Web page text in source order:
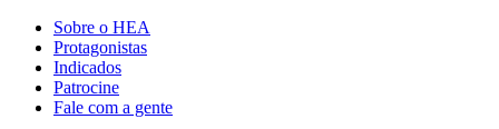
Sobre o HEA
Protagonistas
Indicados
Patrocine
Fale com a gente